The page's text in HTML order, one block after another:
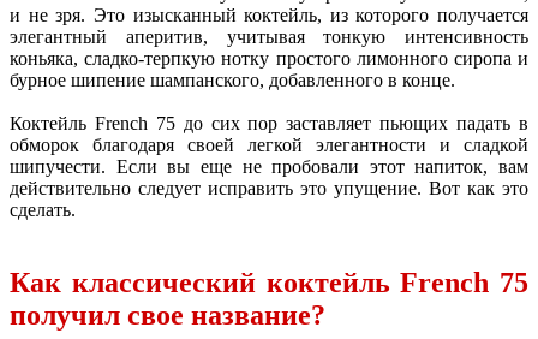
и не зря. Это изысканный коктейль, из которого получается
элегантный аперитив, учитывая тонкую интенсивность
коньяка, сладко-терпкую нотку простого лимонного сиропа и
бурное шипение шампанского, добавленного в конце.
Коктейль French 75 до сих пор заставляет пьющих падать в
обморок благодаря своей легкой элегантности и сладкой
шипучести. Если вы еще не пробовали этот напиток, вам
действительно следует исправить это упущение. Вот как это
сделать.
Как классический коктейль French 75
получил свое название?